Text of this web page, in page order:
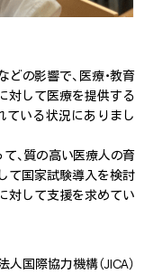
の影響で、医療・教育
対して医療を提供する
いる状況にありまし
、質の高い医療人の育
て国家試験導入を検討
対して支援を求めてい
国際協力機構（JICA）